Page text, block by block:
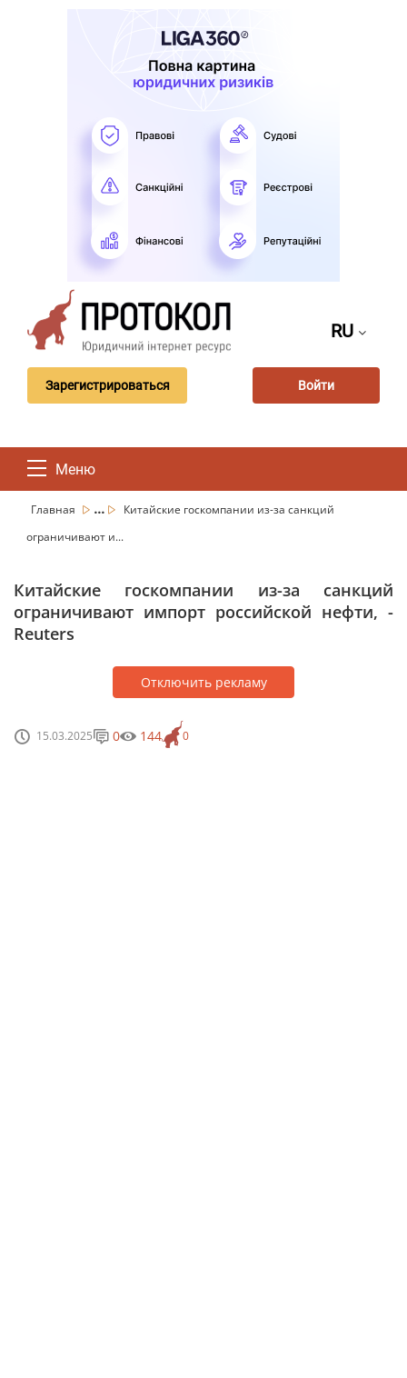
RU
Зарегистрироваться Войти
Меню
Главная ...
Китайские госкомпании из-за санкций
ограничивают и...
Китайские госкомпании из-за санкций
ограничивают импорт российской нефти, -
Reuters
Отключить рекламу
15.03.2025 0
0 144